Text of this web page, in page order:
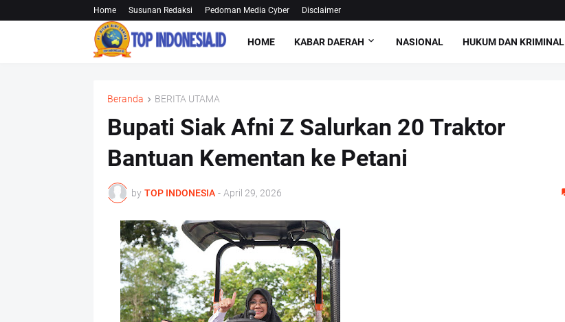
Home Susunan Redaksi Pedoman Media Cyber Disclaimer
HOME KABAR DAERAH NASIONAL HUKUM DAN KRIMINAL
Beranda BERITA UTAMA
Bupati Siak Afni Z Salurkan 20 Traktor
Bantuan Kementan ke Petani
by TOP INDONESIA - April 29, 2026